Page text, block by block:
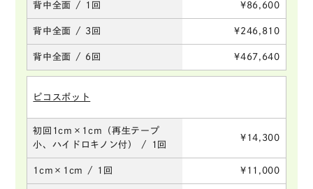
背中全面 / 1回 ¥86,600
背中全面 / 3回 ¥246,810
背中全面 / 6回 ¥467,640
ピコスポット
初回1cm×1cm（再生テープ
小、ハイドロキノン付） / 1回
¥14,300
1cm×1cm / 1回 ¥11,000